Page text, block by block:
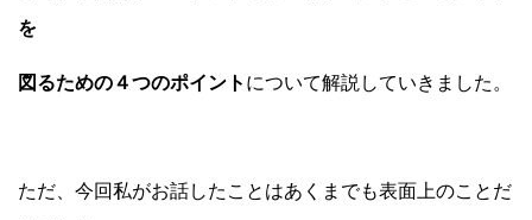
を
図るための４つのポイント について解説していきました。
ただ、今回私がお話したことはあくまでも表面上のことだ